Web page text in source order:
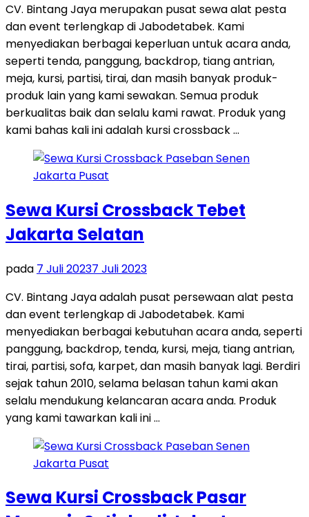
CV. Bintang Jaya merupakan pusat sewa alat pesta
dan event terlengkap di Jabodetabek. Kami
menyediakan berbagai keperluan untuk acara anda,
seperti tenda, panggung, backdrop, tiang antrian,
meja, kursi, partisi, tirai, dan masih banyak produk-
produk lain yang kami sewakan. Semua produk
berkualitas baik dan selalu kami rawat. Produk yang
kami bahas kali ini adalah kursi crossback …
Sewa Kursi Crossback Tebet
Jakarta Selatan
pada 7 Juli 20237 Juli 2023
CV. Bintang Jaya adalah pusat persewaan alat pesta
dan event terlengkap di Jabodetabek. Kami
menyediakan berbagai kebutuhan acara anda, seperti
panggung, backdrop, tenda, kursi, meja, tiang antrian,
tirai, partisi, sofa, karpet, dan masih banyak lagi. Berdiri
sejak tahun 2010, selama belasan tahun kami akan
selalu mendukung kelancaran acara anda. Produk
yang kami tawarkan kali ini …
Sewa Kursi Crossback Pasar